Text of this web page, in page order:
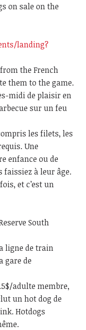
on sale on the
landing?
the French
them to the game.
midi de plaisir en
sur un feu
les filets, les
Une
enfance ou de
faissiez à leur âge.
et c’est un
South
ligne de train
gare de
adulte membre,
un hot dog de
Hotdogs